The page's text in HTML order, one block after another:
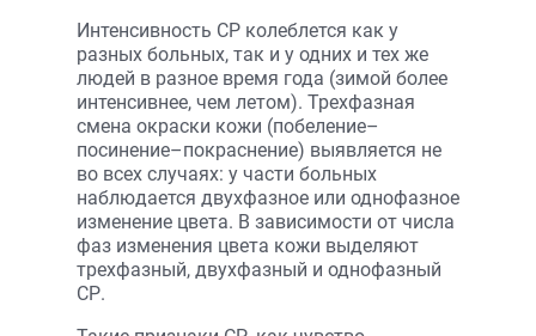
Интенсивность СР колеблется как у
разных больных, так и у одних и тех же
людей в разное время года (зимой более
интенсивнее, чем летом). Трехфазная
смена окраски кожи (побеление–
посинение–покраснение) выявляется не
во всех случаях: у части больных
наблюдается двухфазное или однофазное
изменение цвета. В зависимости от числа
фаз изменения цвета кожи выделяют
трехфазный, двухфазный и однофазный
СР.